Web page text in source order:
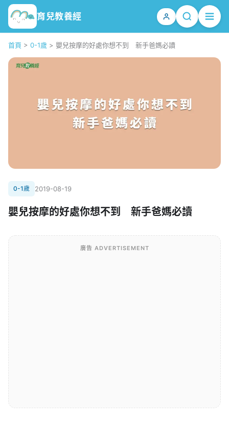
育兒教養經
首頁 > 0-1歲 > 嬰兒按摩的好處你想不到 新手爸媽必讀
0-1歲 2019-08-19
嬰兒按摩的好處你想不到 新手爸媽必讀
廣告 ADVERTISEMENT